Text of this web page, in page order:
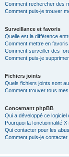
Comment rechercher des
Comment puis-je trouver
Surveillance et favoris
Quelle est la différence
Comment mettre en
Comment surveiller des
Comment puis-je
Fichiers joints
Quels fichiers joints sont
Comment trouver tous
Concernant phpBB
Qui a développé ce logiciel
Pourquoi la fonctionnalité X
Qui contacter pour les
Comment puis-je